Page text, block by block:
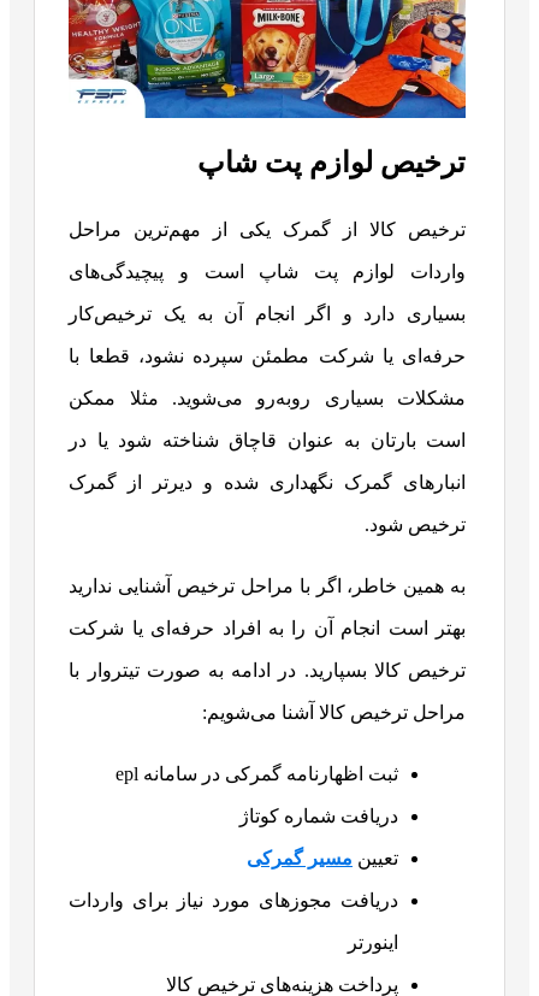
ترخیص لوازم پت‌ شاپ
ترخیص کالا از گمرک یکی از مهم‌ترین مراحل
واردات لوازم پت شاپ است و پیچیدگی‌های
بسیاری دارد و اگر انجام آن به یک ترخیص‌کار
حرفه‌ای یا شرکت مطمئن سپرده نشود، قطعا با
مشکلات بسیاری روبه‎‎‌رو می‌شوید. مثلا ممکن
است بارتان به عنوان قاچاق شناخته شود یا در
انبارهای گمرک نگهداری شده و دیرتر از گمرک
ترخیص شود.
به همین خاطر، اگر با مراحل ترخیص آشنایی ندارید
بهتر است انجام آن را به افراد حرفه‌ای یا شرکت
ترخیص کالا بسپارید. در ادامه به صورت تیتروار با
مراحل ترخیص کالا آشنا می‌شویم:
ثبت اظهارنامه گمرکی در سامانه epl
دریافت شماره کوتاژ
تعیین مسیر گمرکی
دریافت مجوزهای مورد نیاز برای واردات
اینورتر
پرداخت هزینه‌های ترخیص کالا